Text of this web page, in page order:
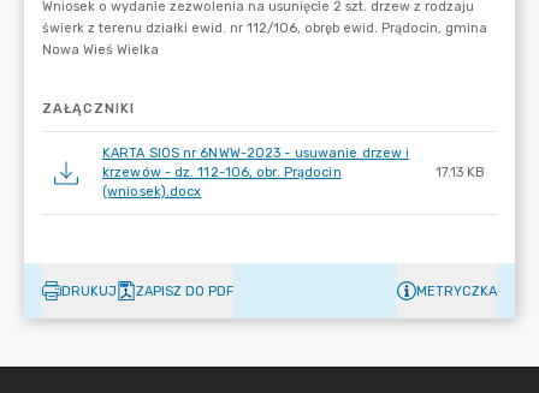
ZAŁĄCZNIKI
KARTA SIOS nr 6NWW-2023 - usuwanie drzew i
krzewów - dz. 112-106, obr. Prądocin
(wniosek).docx
17.13 KB
DRUKUJ ZAPISZ DO PDF METRYCZKA